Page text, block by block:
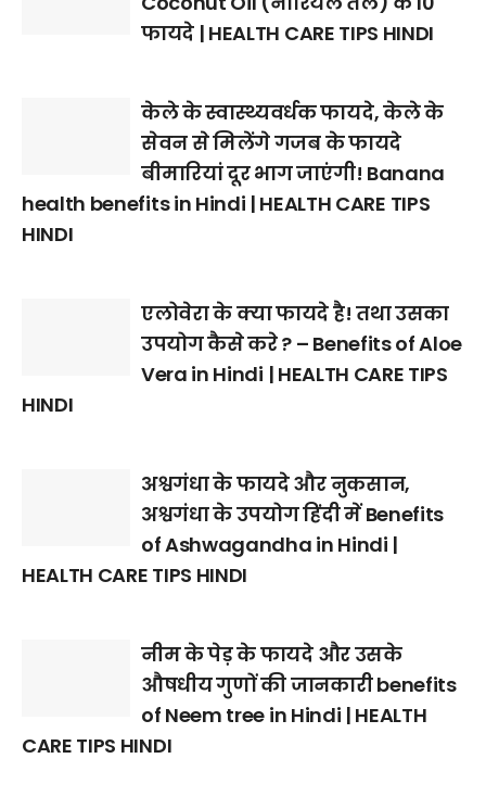
फायदे | HEALTH CARE TIPS HINDI
केले के स्वास्थ्यवर्धक फायदे, केले के
सेवन से मिलेंगे गजब के फायदे
बीमारियां दूर भाग जाएंगी! Banana
health benefits in Hindi | HEALTH CARE TIPS
HINDI
एलोवेरा के क्या फायदे है! तथा उसका
उपयोग कैसे करे ? – Benefits of Aloe
Vera in Hindi | HEALTH CARE TIPS
HINDI
अश्वगंधा के फायदे और नुकसान,
अश्वगंधा के उपयोग हिंदी में Benefits
of Ashwagandha in Hindi |
HEALTH CARE TIPS HINDI
नीम के पेड़ के फायदे और उसके
औषधीय गुणों की जानकारी benefits
of Neem tree in Hindi | HEALTH
CARE TIPS HINDI